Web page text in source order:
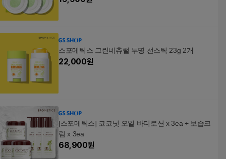
스포메틱스 그린네츄럴 투명 선스틱 23g 2개
22,000원
[스포메틱스] 코코넛 오일 바디로션 x 3ea + 보습크
림 x 3ea
68,900원